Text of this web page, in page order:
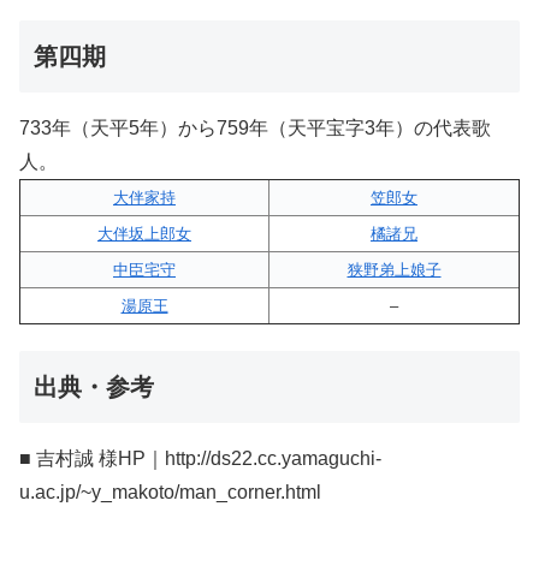
第四期
733年（天平5年）から759年（天平宝字3年）の代表歌
人。
大伴家持
笠郎女
大伴坂上郎女
橘諸兄
中臣宅守
狭野弟上娘子
湯原王
–
出典・参考
■ 吉村誠 様HP｜http://ds22.cc.yamaguchi-
u.ac.jp/~y_makoto/man_corner.html